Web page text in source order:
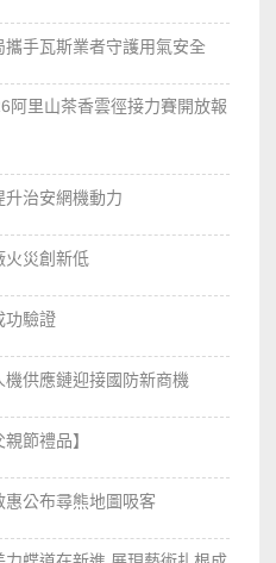
手瓦斯業者守護用氣安全
里山茶香雲徑接力賽開放報
治安網機動力
火災創新低
功驗證
供應鏈迎接國防新商機
節禮品】
公布尋熊地圖吸客